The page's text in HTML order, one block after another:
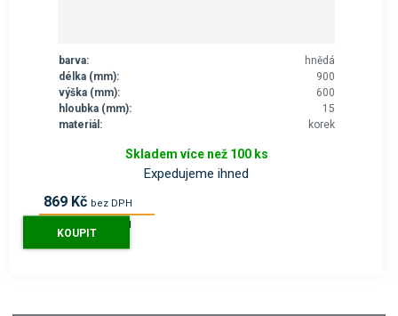
barva:
hnědá
délka (mm):
900
výška (mm):
600
hloubka (mm):
15
materiál:
korek
869 Kč bez DPH
Skladem více než 100 ks
Expedujeme ihned
KOUPIT